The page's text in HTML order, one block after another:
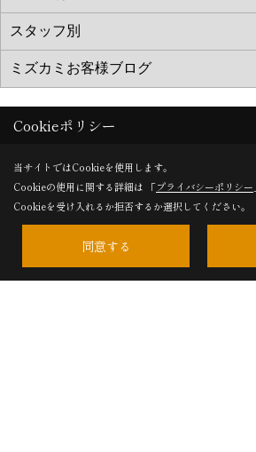
〒932-0314
富山県砺波市庄川町青島2270
地図
0120-384-246
Cookieポリシー
当サイトではCookieを使用します。
Cookieの使用に関する詳細は 「プライバシーポリシー
Cookieを受け入れるか拒否するか選択してください。
同意する